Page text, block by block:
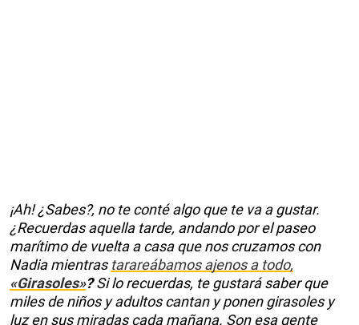
¡Ah! ¿Sabes?, no te conté algo que te va a gustar.
¿Recuerdas aquella tarde, andando por el paseo
marítimo de vuelta a casa que nos cruzamos con
Nadia mientras tarareábamos ajenos a todo,
«Girasoles»?Si lo recuerdas, te gustará saber que
miles de niños y adultos cantan y ponen girasoles y
luz en sus miradas cada mañana. Son esa gente